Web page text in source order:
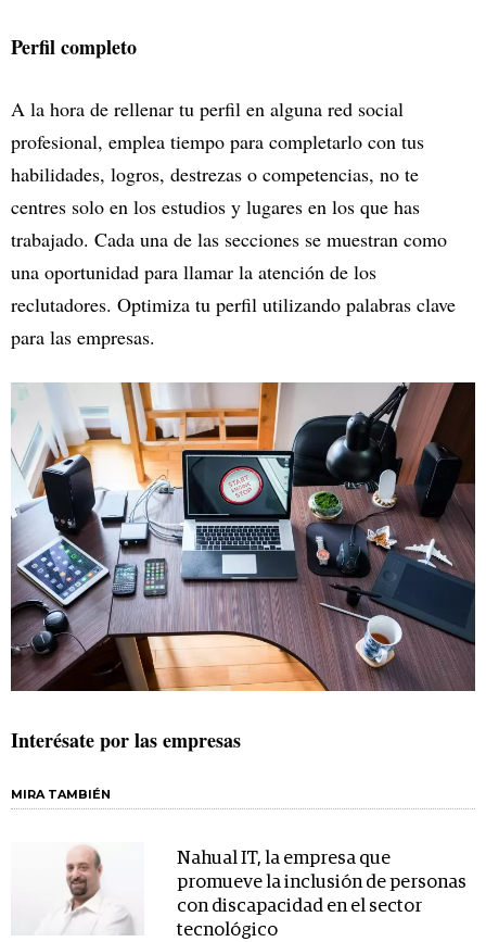
Perfil completo
A la hora de rellenar tu perfil en alguna red social
profesional, emplea tiempo para completarlo con tus
habilidades, logros, destrezas o competencias, no te
centres solo en los estudios y lugares en los que has
trabajado. Cada una de las secciones se muestran como
una oportunidad para llamar la atención de los
reclutadores. Optimiza tu perfil utilizando palabras clave
para las empresas.
Interésate por las empresas
MIRA TAMBIÉN
Nahual IT, la empresa que
promueve la inclusión de personas
con discapacidad en el sector
tecnológico